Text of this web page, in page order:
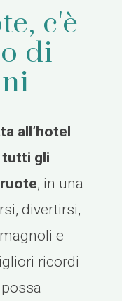
c'è
di
all’hotel
tutti gli
, in una
divertirsi,
e
ricordi